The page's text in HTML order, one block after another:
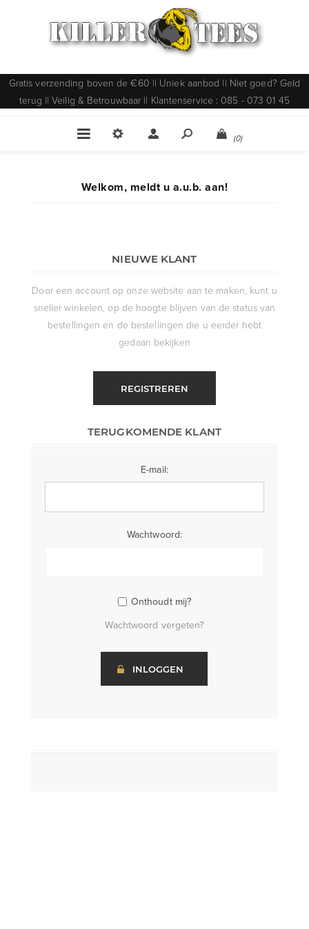
Gratis verzending boven de €60 || Uniek aanbod || Niet goed? Geld
terug || Veilig & Betrouwbaar || Klantenservice : 085 - 073 01 45
(0)
Welkom, meldt u a.u.b. aan!
NIEUWE KLANT
Door een account op onze website aan te maken, kunt u
sneller winkelen, op de hoogte blijven van de status van
bestellingen en de bestellingen die u eerder hebt
gedaan bekijken
REGISTREREN
TERUGKOMENDE KLANT
E-mail:
Wachtwoord:
Onthoudt mij?
Wachtwoord vergeten?
INLOGGEN